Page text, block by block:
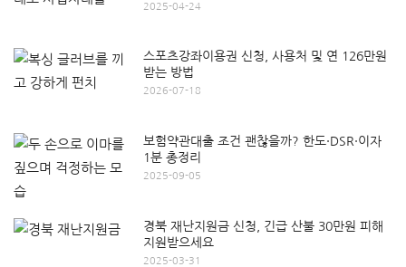
2025-04-24
스포츠강좌이용권 신청, 사용처 및 연 126만원
받는 방법
2026-07-18
보험약관대출 조건 괜찮을까? 한도·DSR·이자
1분 총정리
2025-09-05
경북 재난지원금 신청, 긴급 산불 30만원 피해
지원받으세요
2025-03-31